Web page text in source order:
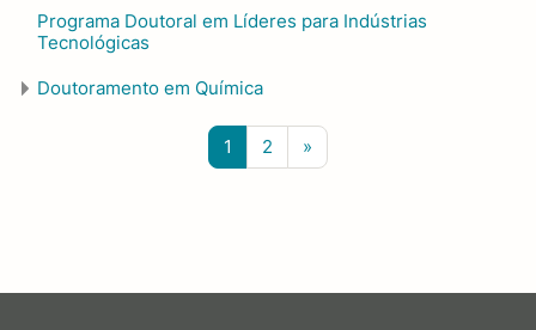
Programa Doutoral em Líderes para Indústrias
Tecnológicas
Doutoramento em Química
1 Página 1
2 Página 2
»